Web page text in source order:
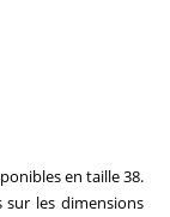
en taille 38.
les dimensions